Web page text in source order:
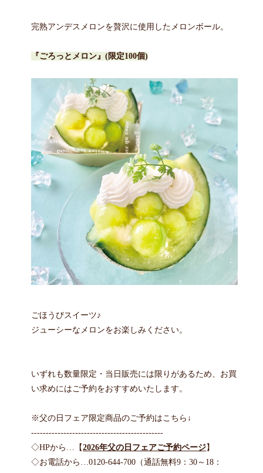
完熟アンデスメロンを贅沢に使用したメロンボール。
『ごろっとメロン』(限定100個)
ごほうびスイーツ♪
ジューシーなメロンをお楽しみください。
いずれも数量限定・当日販売には限りがあるため、お買
い求めにはご予約をおすすめいたします。
※父の日フェア限定商品のご予約はこちら↓
---------------------------------------------
◇HPから…【2026年父の日フェアご予約ページ】
◇お電話から…0120-644-700（通話無料9：30～18：